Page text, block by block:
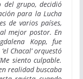
del grupo, decidió
para la Lucha
de varios países,
mejor postor. En
Kopp, fue
Chacal’ orquestó
siento culpable.
realidad buscaba